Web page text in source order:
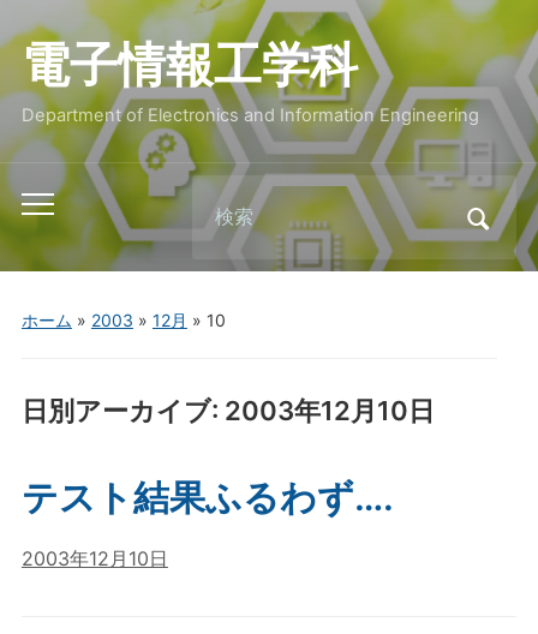
電子情報工学科
Department of Electronics and Information Engineering
Toggle
mobile
menu
Search
for:
ホーム » 2003 » 12月 » 10
日別アーカイブ: 2003年12月10日
テスト結果ふるわず….
2003年12月10日